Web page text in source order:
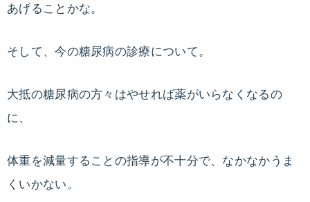
あげることかな。
そして、今の糖尿病の診療について。
大抵の糖尿病の方々はやせれば薬がいらなくなるの
に、
体重を減量することの指導が不十分で、なかなかうま
くいかない。